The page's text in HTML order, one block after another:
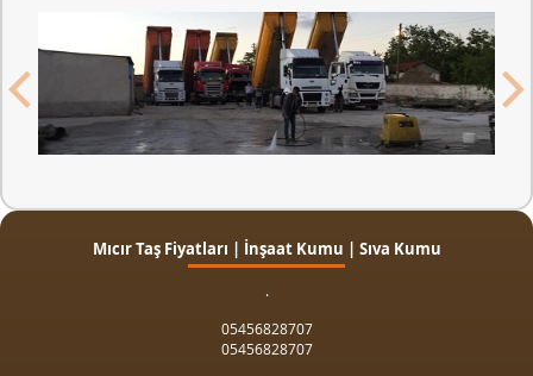
Mıcır Taş Fiyatları | İnşaat Kumu | Sıva Kumu
.
05456828707
05456828707